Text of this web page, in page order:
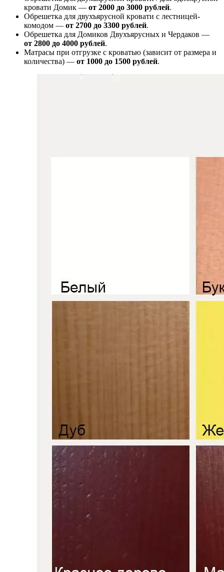
кровати Домик — от 2000 до 3000 рублей.
Обрешетка для двухъярусной кровати с лестницей-
комодом — от 2700 до 3300 рублей.
Обрешетка для Домиков Двухъярусных и Чердаков —
от 2800 до 4000 рублей.
Матрасы при отгрузке с кроватью (зависит от размера и
количества) — от 1000 до 1500 рублей.